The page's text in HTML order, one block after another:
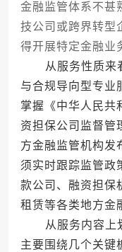
金融监管体系不甚
技公司或跨界转型
得开展特定金融业
从服务性质来看
与合规导向型专业
掌握《中华人民共
资担保公司监督管
方金融监管机构发
须实时跟踪监管政
款公司、融资担保
租赁等各类地方金
从服务内容上划
主要围绕几个关键